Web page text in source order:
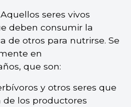
Aquellos seres vivos
deben consumir la
de otros para nutrirse. Se
en
que son:
y otros seres que
los productores